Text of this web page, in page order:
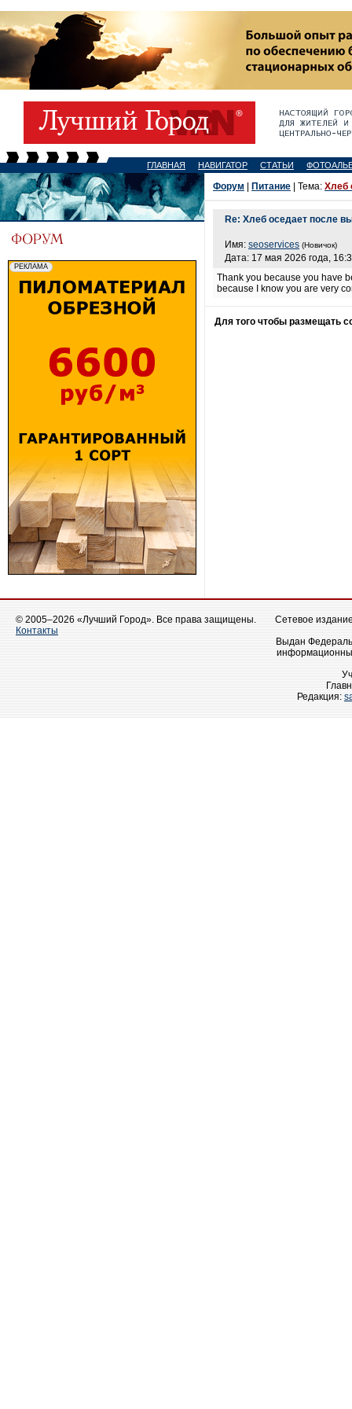
ГЛАВНАЯ НАВИГАТОР СТАТЬИ
Форум Питание | Тема: Хлеб
Re: Хлеб оседает после
Имя: seoservices (Новичок)
Дата: 17 мая 2026 года,
Thank you because you have
because I know you are very
Для того чтобы размещать
© 2005–2026 «Лучший Город». Все права защищены.
Контакты
Сетевое
Выдан
Редакция: